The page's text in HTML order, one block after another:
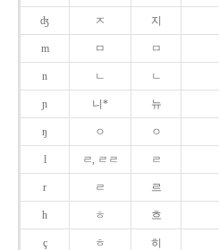
ʤ ㅈ 지
m ㅁ ㅁ
n ㄴ ㄴ
ɲ 니* 뉴
ŋ ㅇ ㅇ
l ㄹ, ㄹㄹ ㄹ
r ㄹ 르
h ㅎ 흐
ç ㅎ 히